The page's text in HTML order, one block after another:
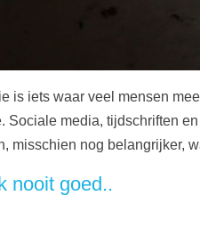
is iets waar veel mensen
Sociale media, tijdschriften
misschien nog belangrijker,
nooit goed..